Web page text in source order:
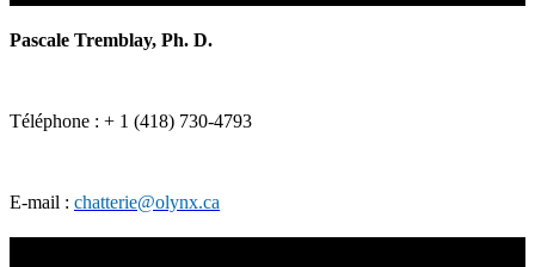
Pascale Tremblay, Ph. D.
Téléphone : + 1 (418) 730-4793
E-mail : chatterie@olynx.ca